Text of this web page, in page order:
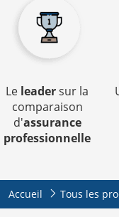
Le leadersur la
comparaison
d'assurance
professionnelle
Accueil Tous les